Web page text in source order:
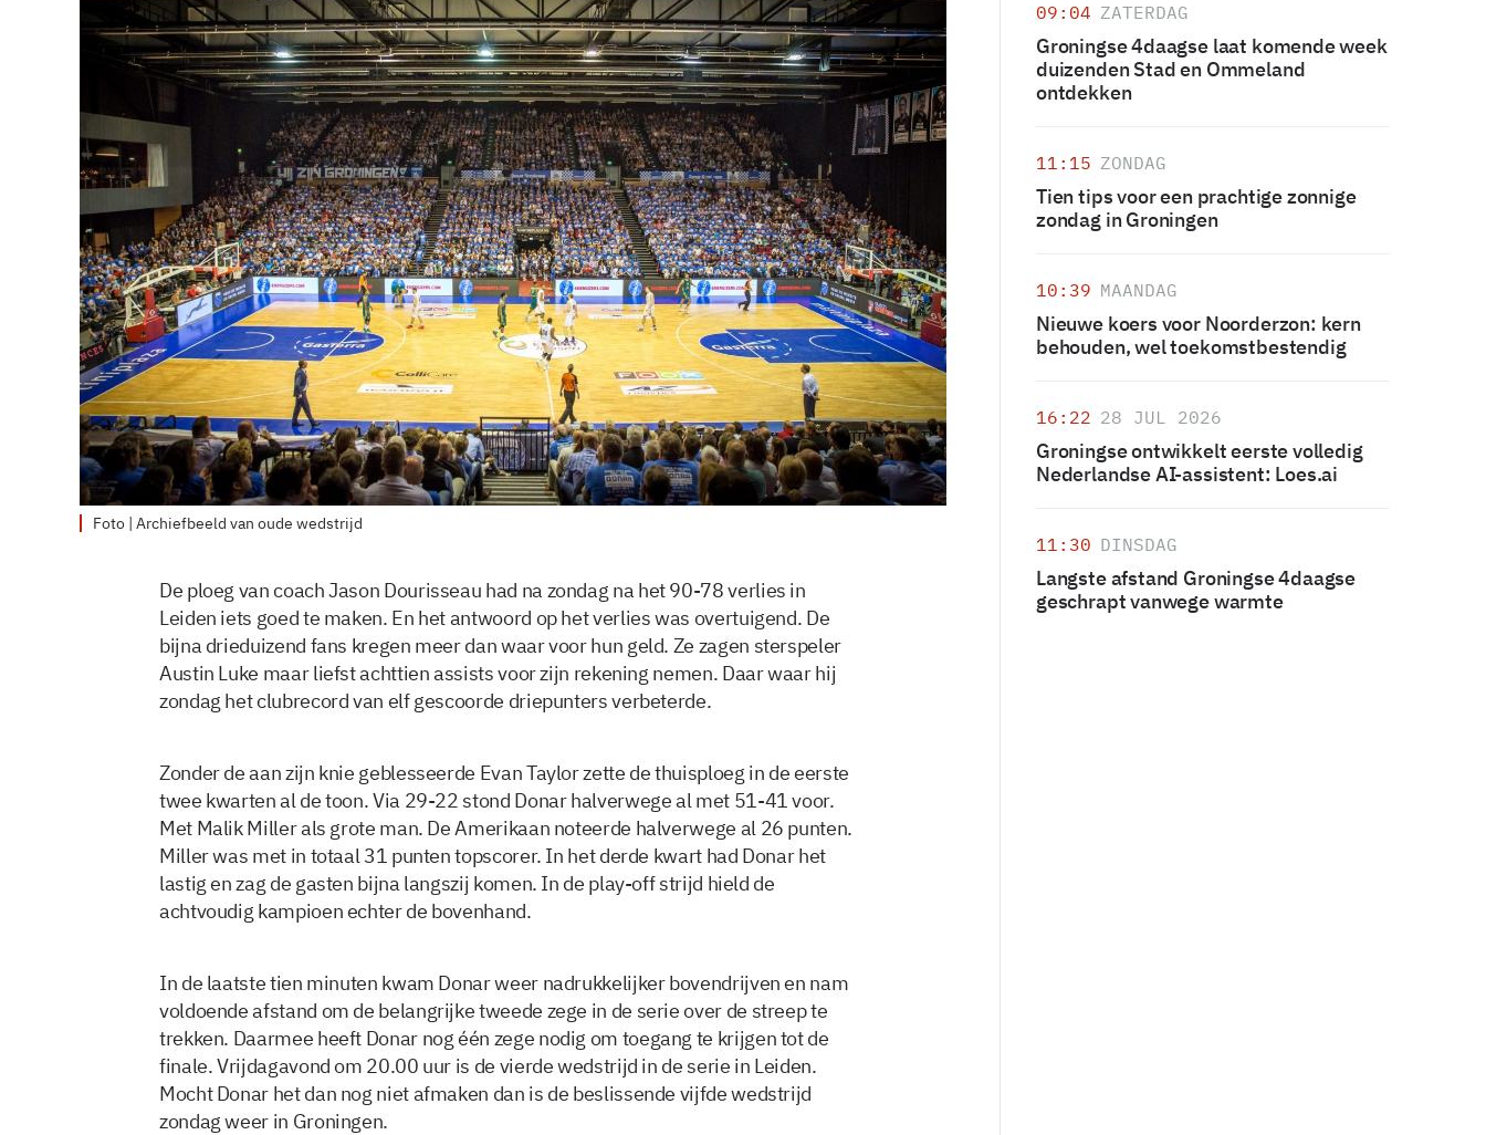
Foto | Archiefbeeld van oude wedstrijd
De ploeg van coach Jason Dourisseau had na zondag na het 90-78 verlies in
Leiden iets goed te maken. En het antwoord op het verlies was overtuigend. De
bijna drieduizend fans kregen meer dan waar voor hun geld. Ze zagen sterspeler
Austin Luke maar liefst achttien assists voor zijn rekening nemen. Daar waar hij
zondag het clubrecord van elf gescoorde driepunters verbeterde.
Zonder de aan zijn knie geblesseerde Evan Taylor zette de thuisploeg in de eerste
twee kwarten al de toon. Via 29-22 stond Donar halverwege al met 51-41 voor.
Met Malik Miller als grote man. De Amerikaan noteerde halverwege al 26 punten.
Miller was met in totaal 31 punten topscorer. In het derde kwart had Donar het
lastig en zag de gasten bijna langszij komen. In de play-off strijd hield de
achtvoudig kampioen echter de bovenhand.
In de laatste tien minuten kwam Donar weer nadrukkelijker bovendrijven en nam
voldoende afstand om de belangrijke tweede zege in de serie over de streep te
trekken. Daarmee heeft Donar nog één zege nodig om toegang te krijgen tot de
finale. Vrijdagavond om 20.00 uur is de vierde wedstrijd in de serie in Leiden.
Mocht Donar het dan nog niet afmaken dan is de beslissende vijfde wedstrijd
zondag weer in Groningen.
09:04 ZATERDAG
Groningse 4daagse laat komende week
duizenden Stad en Ommeland
ontdekken
11:15 ZONDAG
Tien tips voor een prachtige zonnige
zondag in Groningen
10:39 MAANDAG
Nieuwe koers voor Noorderzon: kern
behouden, wel toekomstbestendig
16:22 28 JUL 2026
Groningse ontwikkelt eerste volledig
Nederlandse AI-assistent: Loes.ai
11:30 DINSDAG
Langste afstand Groningse 4daagse
geschrapt vanwege warmte